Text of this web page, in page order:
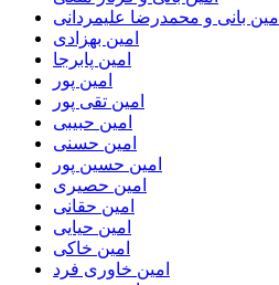
امین بانی و محمدرضا علیمردانی
امین بهزادی
امین پابرجا
امین پور
امین تقی پور
امین حبیبی
امین حسنی
امین حسین پور
امین حصیری
امین حقانی
امین حیایی
امین خاکی
امین خاوری فرد